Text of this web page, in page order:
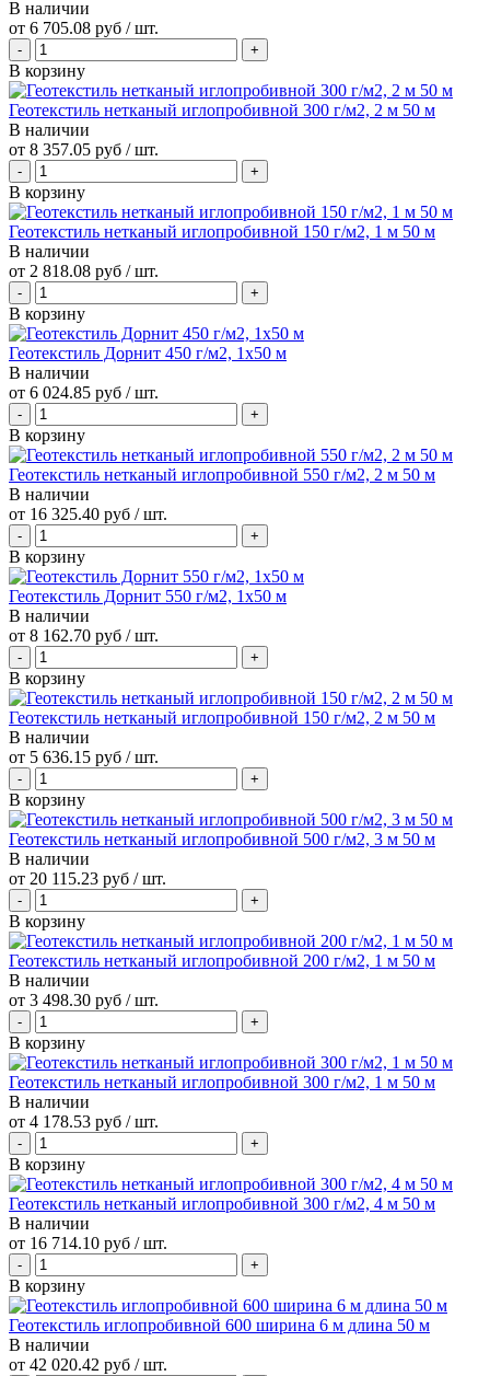
В наличии
от 6 705.08 руб / шт.
В корзину
Геотекстиль нетканый иглопробивной 300 г/м2, 2 м 50 м
В наличии
от 8 357.05 руб / шт.
В корзину
Геотекстиль нетканый иглопробивной 150 г/м2, 1 м 50 м
В наличии
от 2 818.08 руб / шт.
В корзину
Геотекстиль Дорнит 450 г/м2, 1х50 м
В наличии
от 6 024.85 руб / шт.
В корзину
Геотекстиль нетканый иглопробивной 550 г/м2, 2 м 50 м
В наличии
от 16 325.40 руб / шт.
В корзину
Геотекстиль Дорнит 550 г/м2, 1х50 м
В наличии
от 8 162.70 руб / шт.
В корзину
Геотекстиль нетканый иглопробивной 150 г/м2, 2 м 50 м
В наличии
от 5 636.15 руб / шт.
В корзину
Геотекстиль нетканый иглопробивной 500 г/м2, 3 м 50 м
В наличии
от 20 115.23 руб / шт.
В корзину
Геотекстиль нетканый иглопробивной 200 г/м2, 1 м 50 м
В наличии
от 3 498.30 руб / шт.
В корзину
Геотекстиль нетканый иглопробивной 300 г/м2, 1 м 50 м
В наличии
от 4 178.53 руб / шт.
В корзину
Геотекстиль нетканый иглопробивной 300 г/м2, 4 м 50 м
В наличии
от 16 714.10 руб / шт.
В корзину
Геотекстиль иглопробивной 600 ширина 6 м длина 50 м
В наличии
от 42 020.42 руб / шт.